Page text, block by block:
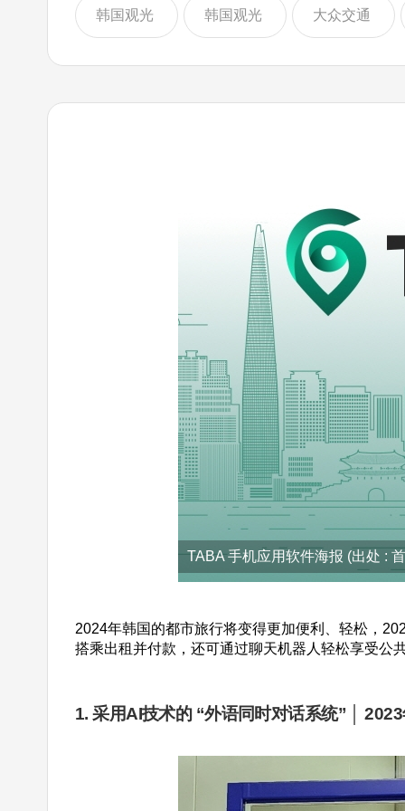
韩国观光 韩国观光 大众交通
TABA 手机应用软件海报 (出处 :
2024年韩国的都市旅行将变得更加便利、轻松，
搭乘出租并付款，还可通过聊天机器人轻松享受公
1. 采用AI技术的 “外语同时对话系统” │